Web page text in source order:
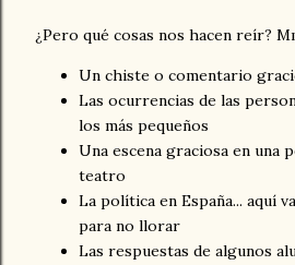
¿Pero qué cosas nos hacen reír?
Un chiste o comentario
Las ocurrencias de las
los más pequeños
Una escena graciosa en una
teatro
La política en España... aquí
para no llorar
Las respuestas de algunos